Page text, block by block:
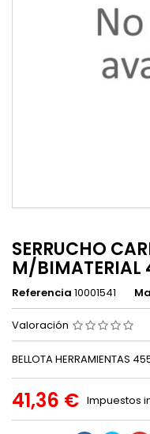
SERRUCHO
M/
Referencia 10001541
Valoración
BELLOTA HERRAMIENTAS
41,36 € Impuestos